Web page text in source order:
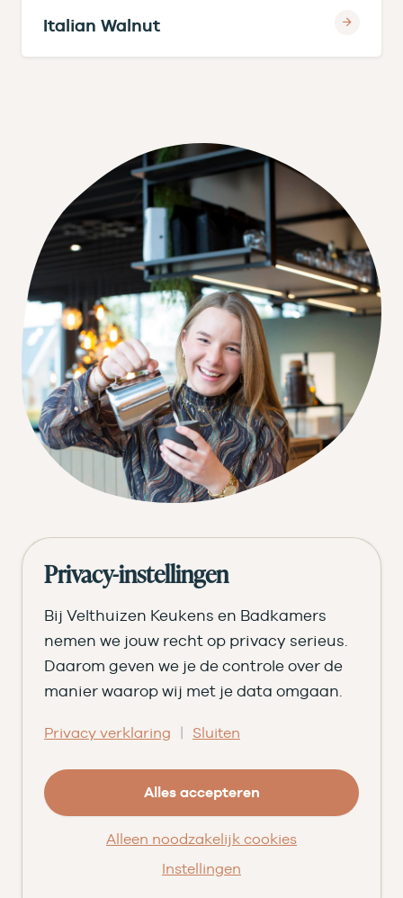
Italian Walnut
Bezoek de showroom
Je bent van harte welkom in onze showroom in
verse koffie onder andere:
10 complete badkamers
3 unieke inspiratiewoningen
Privacy-instellingen
Bij Velthuizen Keukens en Badkamers
nemen we jouw recht op privacy serieus.
Daarom geven we je de controle over de
manier waarop wij met je data omgaan.
Privacy verklaring | Sluiten
Alles accepteren
Alleen noodzakelijk cookies
Instellingen